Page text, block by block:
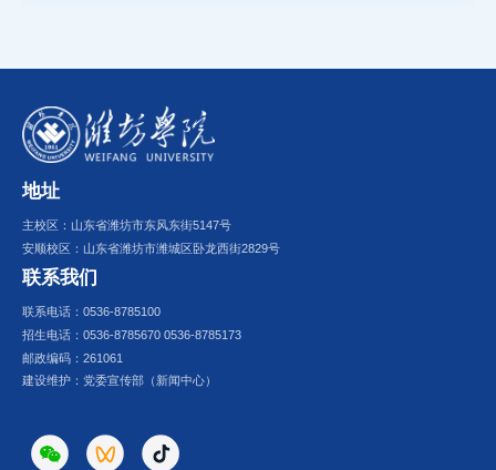
地址
主校区：山东省潍坊市东风东街5147号
安顺校区：山东省潍坊市潍城区卧龙西街2829号
联系我们
联系电话：0536-8785100
招生电话：0536-8785670 0536-8785173
邮政编码：261061
建设维护：党委宣传部（新闻中心）